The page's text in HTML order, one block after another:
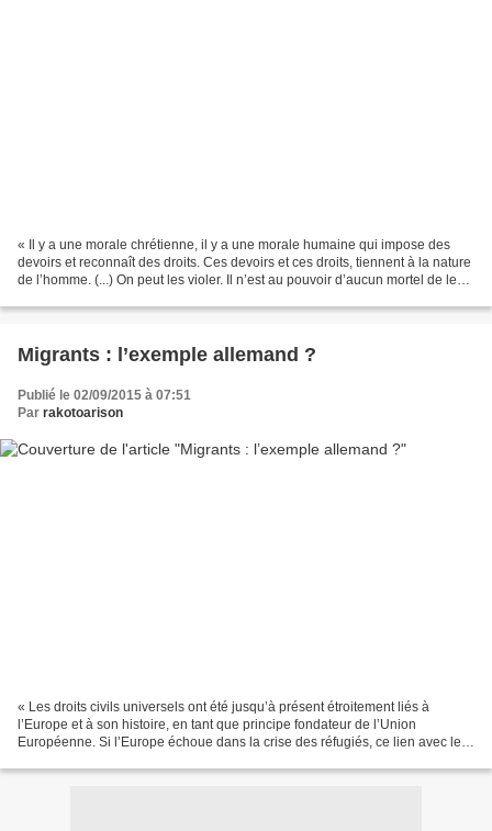
« Il y a une morale chrétienne, il y a une morale humaine qui impose des
devoirs et reconnaît des droits. Ces devoirs et ces droits, tiennent à la nature
de l’homme. (...) On peut les violer. Il n’est au pouvoir d’aucun mortel de les
Migrants : l’exemple allemand ?
Publié le 02/09/2015 à 07:51
Par rakotoarison
« Les droits civils universels ont été jusqu’à présent étroitement liés à
l’Europe et à son histoire, en tant que principe fondateur de l’Union
Européenne. Si l’Europe échoue dans la crise des réfugiés, ce lien avec les